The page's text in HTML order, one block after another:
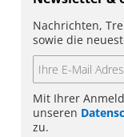
Nachrichten,
sowie die
Mit Ihrer
unseren
zu.